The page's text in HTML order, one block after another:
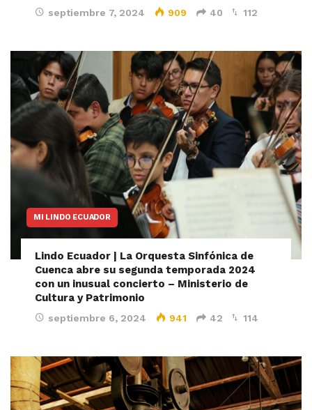
septiembre 7, 2024 909 40 112
MI LINDO ECUADOR
Lindo Ecuador | La Orquesta Sinfónica de
Cuenca abre su segunda temporada 2024
con un inusual concierto – Ministerio de
Cultura y Patrimonio
septiembre 6, 2024 941 42 114